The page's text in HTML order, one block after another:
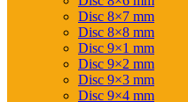
Disc 8×7 mm
Disc 8×8 mm
Disc 9×1 mm
Disc 9×2 mm
Disc 9×3 mm
Disc 9×4 mm